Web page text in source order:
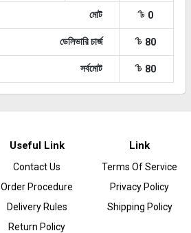
মোট ৳ 0
ডেলিভারি চার্জ ৳ 80
সর্বমোট ৳ 80
Useful Link
Contact Us
Order Procedure
Delivery Rules
Return Policy
Link
Terms Of Service
Privacy Policy
Shipping Policy